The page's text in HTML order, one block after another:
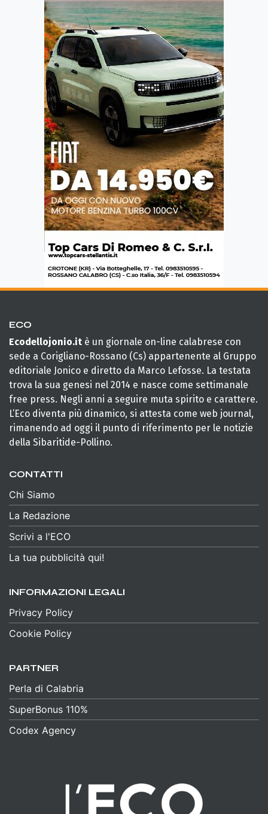
ECO
Ecodellojonio.it è un giornale on-line calabrese con
sede a Corigliano-Rossano (Cs) appartenente al Gruppo
editoriale Jonico e diretto da Marco Lefosse. La testata
trova la sua genesi nel 2014 e nasce come settimanale
free press. Negli anni a seguire muta spirito e carattere.
L’Eco diventa più dinamico, si attesta come web journal,
rimanendo ad oggi il punto di riferimento per le notizie
della Sibaritide-Pollino.
CONTATTI
Chi Siamo
La Redazione
Scrivi a l'ECO
La tua pubblicità qui!
INFORMAZIONI LEGALI
Privacy Policy
Cookie Policy
PARTNER
Perla di Calabria
SuperBonus 110%
Codex Agency